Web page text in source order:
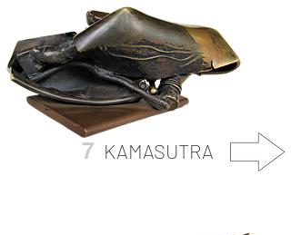
KAMASUTRA
7